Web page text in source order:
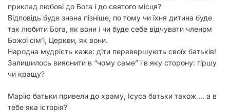
приклад любові до Бога і до святого місця?
Відповідь буде знана пізніше, по тому чи їхня дитина буде
так любити Бога, як вони і чи буде себе відчувати членом
Божої сім’ї, Церкви, як вони.
Народна мудрість каже: діти перевершують своїх батьків!
Залишилось вияснити в “чому саме” і в яку сторону: гіршу
чи кращу?
Марію батьки привели до храму, Ісуса батьки також … а в
тебе яка історія?